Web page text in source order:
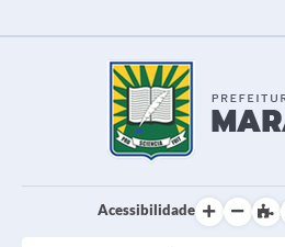
Acessibilidade